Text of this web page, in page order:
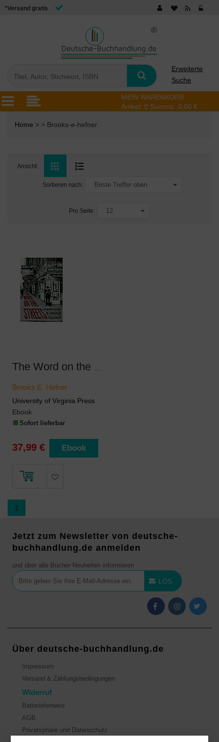
*Versand gratis
Erweiterte
Suche
MEIN WARENKORB
Artikel: 0 Summe: 0,00 €
Home > > Brooks-e-hefner
Ansicht:
Sortieren nach:
Pro Seite:
Brooks E. Hefner
University of Virginia Press
Ebook
Sofort lieferbar
37,99 € Ebook
1
Jetzt zum Newsletter von deutsche-
buchhandlung.de anmelden
und über alle Bücher Neuheiten informieren
LOS
Über deutsche-buchhandlung.de
Impressum
Versand & Zahlungsbedingungen
Widerruf
Batteriehinweis
AGB
Privatsphäre und Datenschutz